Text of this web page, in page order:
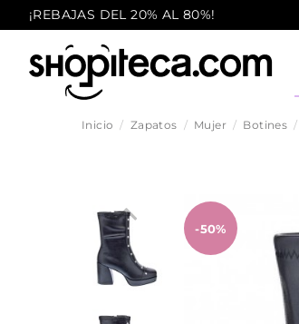
¡REBAJAS DEL 20% AL 80%!
Inicio Zapatos Mujer Botines
-50%